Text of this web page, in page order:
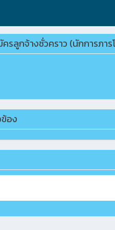
รลูกจ้างชั่วคราว (นักการภาร
อง